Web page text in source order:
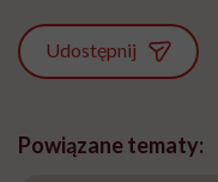
Udostępnij
Powiązane tematy: